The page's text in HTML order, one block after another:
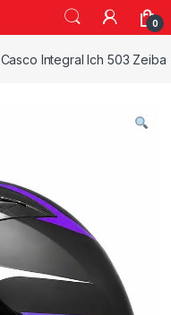
0
Casco Integral Ich 503 Zeiba